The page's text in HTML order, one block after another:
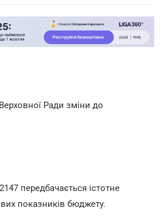
Ради зміни до
передбачається істотне
показників бюджету.